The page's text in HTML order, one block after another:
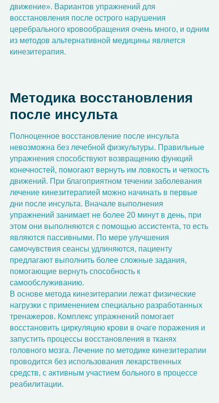
движение». Вариантов упражнений для
восстановления после острого нарушения
церебрального кровообращения очень много, и одним
из методов альтернативной медицины является
кинезитерапия.
Методика восстановления
после инсульта
Полноценное восстановление после инсульта
невозможна без лечебной физкультуры. Правильные
упражнения способствуют возвращению функций
конечностей, помогают вернуть им ловкость и четкость
движений. При благоприятном течении заболевания
лечение кинезитерапией можно начинать в первые
дни после инсульта. Вначале выполнения
упражнений занимает не более 20 минут в день, при
этом они выполняются с помощью ассистента, то есть
являются пассивными. По мере улучшения
самочувствия сеансы удлиняются, пациенту
предлагают выполнить более сложные задания,
помогающие вернуть способность к
самообслуживанию.
В основе метода кинезитерапии лежат физические
нагрузки с применением специально разработанных
тренажеров. Комплекс упражнений помогает
восстановить циркуляцию крови в очаге поражения и
запустить процессы восстановления в тканях
головного мозга. Лечение по методике кинезитерапии
проводится без использования лекарственных
средств, с активным участием больного в процессе
реабилитации.